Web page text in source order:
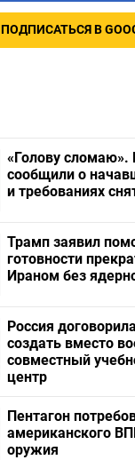
ПОДПИСАТЬСЯ В
«Голову сломаю».
сообщили о
и требованиях
Трамп заявил
готовности
Ираном без
Россия
создать вместо
совместный
центр
Пентагон
американского
оружия